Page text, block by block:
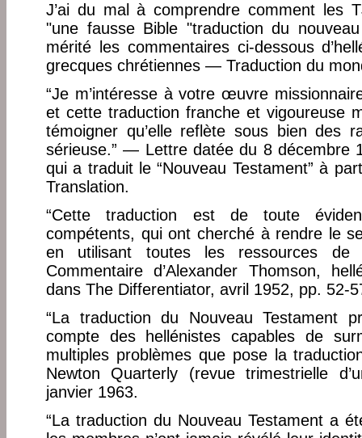
J’ai du mal à comprendre comment les
"une fausse Bible "traduction du
mérité les commentaires ci-dessous
grecques chrétiennes — Traduction du
“Je m’intéresse à votre œuvre
et cette traduction franche et vigoureuse
témoigner qu’elle reflète sous bien des
sérieuse.” — Lettre datée du 8 décembre
qui a traduit le “Nouveau Testament” à
Translation.
“Cette traduction est de toute
compétents, qui ont cherché à rendre le
en utilisant toutes les ressources
Commentaire d’Alexander Thomson,
dans The Differentiator, avril 1952, pp. 52-
“La traduction du Nouveau Testament
compte des hellénistes capables de
multiples problèmes que pose la
Newton Quarterly (revue trimestrielle
janvier 1963.
“La traduction du Nouveau Testament a